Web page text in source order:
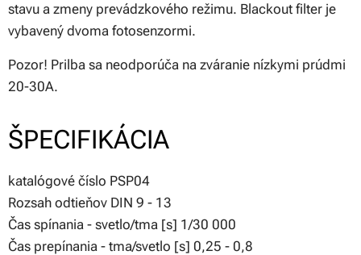
stavu a zmeny prevádzkového režimu. Blackout filter je
vybavený dvoma fotosenzormi.
Pozor! Prilba sa neodporúča na zváranie nízkymi prúdmi
20-30A.
ŠPECIFIKÁCIA
katalógové číslo PSP04
Rozsah odtieňov DIN 9 - 13
Čas spínania - svetlo/tma [s] 1/30 000
Čas prepínania - tma/svetlo [s] 0,25 - 0,8